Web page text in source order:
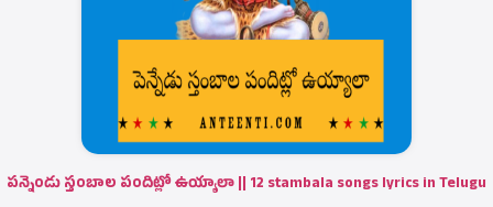
పన్నెండు స్తంబాల పందిట్లో ఉయ్యాలా || 12 stambala songs lyrics in Telugu